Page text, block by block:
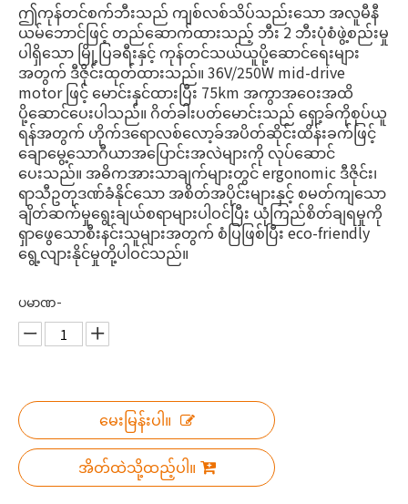
ဤကုန်တင်စက်ဘီးသည် ကျစ်လစ်သိပ်သည်းသော အလူမီနီ
ယမ်ဘောင်ဖြင့် တည်ဆောက်ထားသည့် ဘီး 2 ဘီးပုံစံဖွဲ့စည်းမှု
ပါရှိသော မြို့ပြခရီးနှင့် ကုန်တင်သယ်ယူပို့ဆောင်ရေးများ
အတွက် ဒီဇိုင်းထုတ်ထားသည်။ 36V/250W mid-drive
motor ဖြင့် မောင်းနှင်ထားပြီး 75km အကွာအဝေးအထိ
ပို့ဆောင်ပေးပါသည်။ ဂိတ်ခါးပတ်မောင်းသည် ရှော့ခ်ကိုစုပ်ယူ
ရန်အတွက် ဟိုက်ဒရောလစ်လော့ခ်အပိတ်ဆိုင်းထိန်းခက်ဖြင့်
ချောမွေ့သောဂီယာအပြောင်းအလဲများကို လုပ်ဆောင်
ပေးသည်။ အဓိကအားသာချက်များတွင် ergonomic ဒီဇိုင်း၊
ရာသီဥတုဒဏ်ခံနိုင်သော အစိတ်အပိုင်းများနှင့် စမတ်ကျသော
ချိတ်ဆက်မှုရွေးချယ်စရာများပါဝင်ပြီး ယုံကြည်စိတ်ချရမှုကို
ရှာဖွေသောစီးနင်းသူများအတွက် စံပြဖြစ်ပြီး eco-friendly
ရွေ့လျားနိုင်မှုတို့ပါဝင်သည်။
ပမာဏ-
မေးမြန်းပါ။
အိတ်ထဲသို့ထည့်ပါ။